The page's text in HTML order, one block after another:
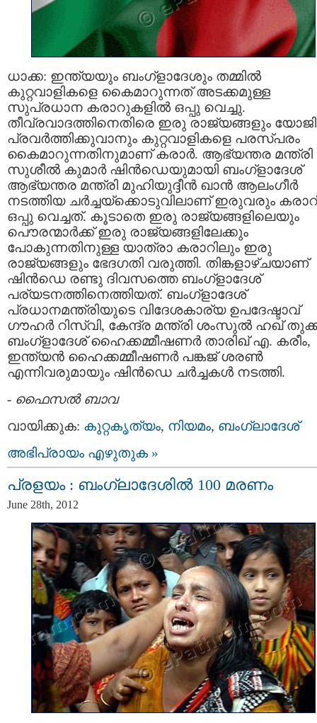
ധാക്ക: ഇന്ത്യയും ബംഗ്ളാദേശും തമ്മില്‍
കുറ്റവാളികളെ കൈമാറുന്നത് അടക്കമുള്ള
സുപ്രധാന കരാറുകളില്‍ ഒപ്പു വെച്ചു.
തീവ്രവാദത്തിനെതിരെ ഇരു രാജ്യങ്ങളും
പ്രവര്‍ത്തിക്കുവാനും കുറ്റവാളികളെ പരസ്പരം
കൈമാറുന്നതിനുമാണ് കരാർ. ആഭ്യന്തര മന്ത്രി
സുശീല്‍ കുമാര്‍ ഷിന്‍ഡെയുമായി ബംഗ്ളാദേശ്
ആഭ്യന്തര മന്ത്രി മുഹിയുദ്ദീന്‍ ഖാന്‍ ആലംഗീര്‍
നടത്തിയ ചര്‍ച്ചയ്ക്കൊടുവിലാണ് ഇരുവരും
ഒപ്പു വെച്ചത്. കൂടാതെ ഇരു രാജ്യങ്ങളിലെയും
പൌരന്മാര്‍ക്ക് ഇരു രാജ്യങ്ങളിലേക്കും
പോകുന്നതിനുള്ള യാത്രാ കരാറിലും ഇരു
രാജ്യങ്ങളും ഭേദഗതി വരുത്തി. തിങ്കളാഴ്ചയാണ്
ഷിന്‍ഡെ രണ്ടു ദിവസത്തെ ബംഗ്ളാദേശ്
പര്യടനത്തിനെത്തിയത്. ബംഗ്ളാദേശ്
പ്രധാനമന്ത്രിയുടെ വിദേശകാര്യ ഉപദേഷ്ടാവ്
ഗൗഹര്‍ റിസ്വി, കേന്ദ്ര മന്ത്രി ശംസുല്‍ ഹഖ്
ബംഗ്ളാദേശ് ഹൈക്കമ്മീഷണര്‍ താരിഖ് എ. കരീം,
ഇന്ത്യന്‍ ഹൈക്കമ്മീഷണര്‍ പങ്കജ് ശരണ്‍
എന്നിവരുമായും ഷിന്‍ഡെ ചര്‍ച്ചകൾ നടത്തി.
- ഫൈസല്‍ ബാവ
വായിക്കുക: കുറ്റകൃത്യം, നിയമം, ബംഗ്ലാദേശ്
അഭിപ്രായം എഴുതുക »
പ്രളയം : ബംഗ്ലാദേശിൽ 100 മരണം
June 28th, 2012